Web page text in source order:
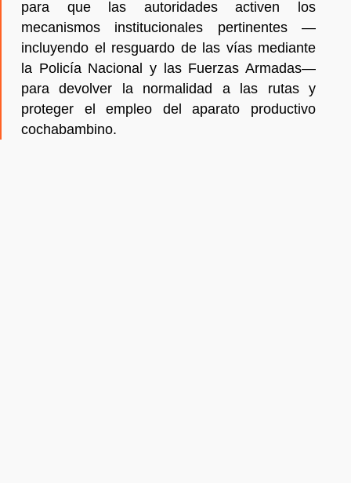
para que las autoridades activen los
mecanismos institucionales pertinentes —
incluyendo el resguardo de las vías mediante
la Policía Nacional y las Fuerzas Armadas—
para devolver la normalidad a las rutas y
proteger el empleo del aparato productivo
cochabambino.